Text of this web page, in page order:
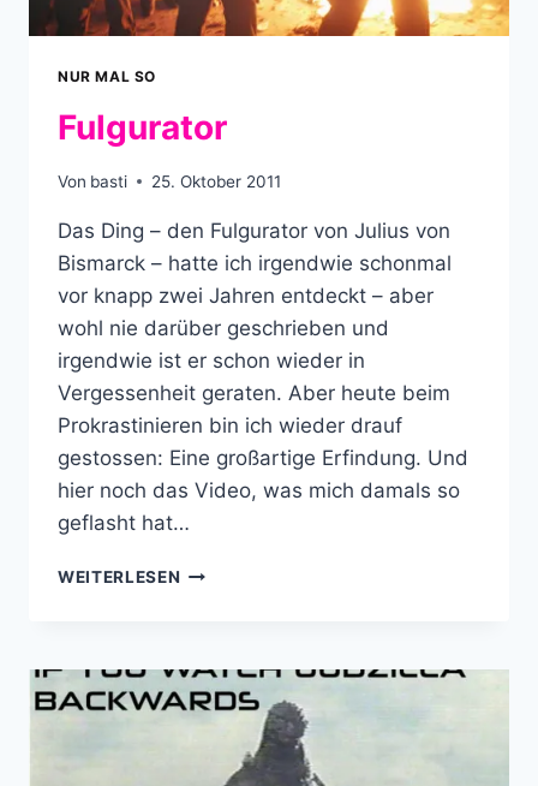
NUR MAL SO
Fulgurator
Von basti 25. Oktober 2011
Das Ding – den Fulgurator von Julius von
Bismarck – hatte ich irgendwie schonmal
vor knapp zwei Jahren entdeckt – aber
wohl nie darüber geschrieben und
irgendwie ist er schon wieder in
Vergessenheit geraten. Aber heute beim
Prokrastinieren bin ich wieder drauf
gestossen: Eine großartige Erfindung. Und
hier noch das Video, was mich damals so
geflasht hat…
WEITERLESEN FULGURATOR